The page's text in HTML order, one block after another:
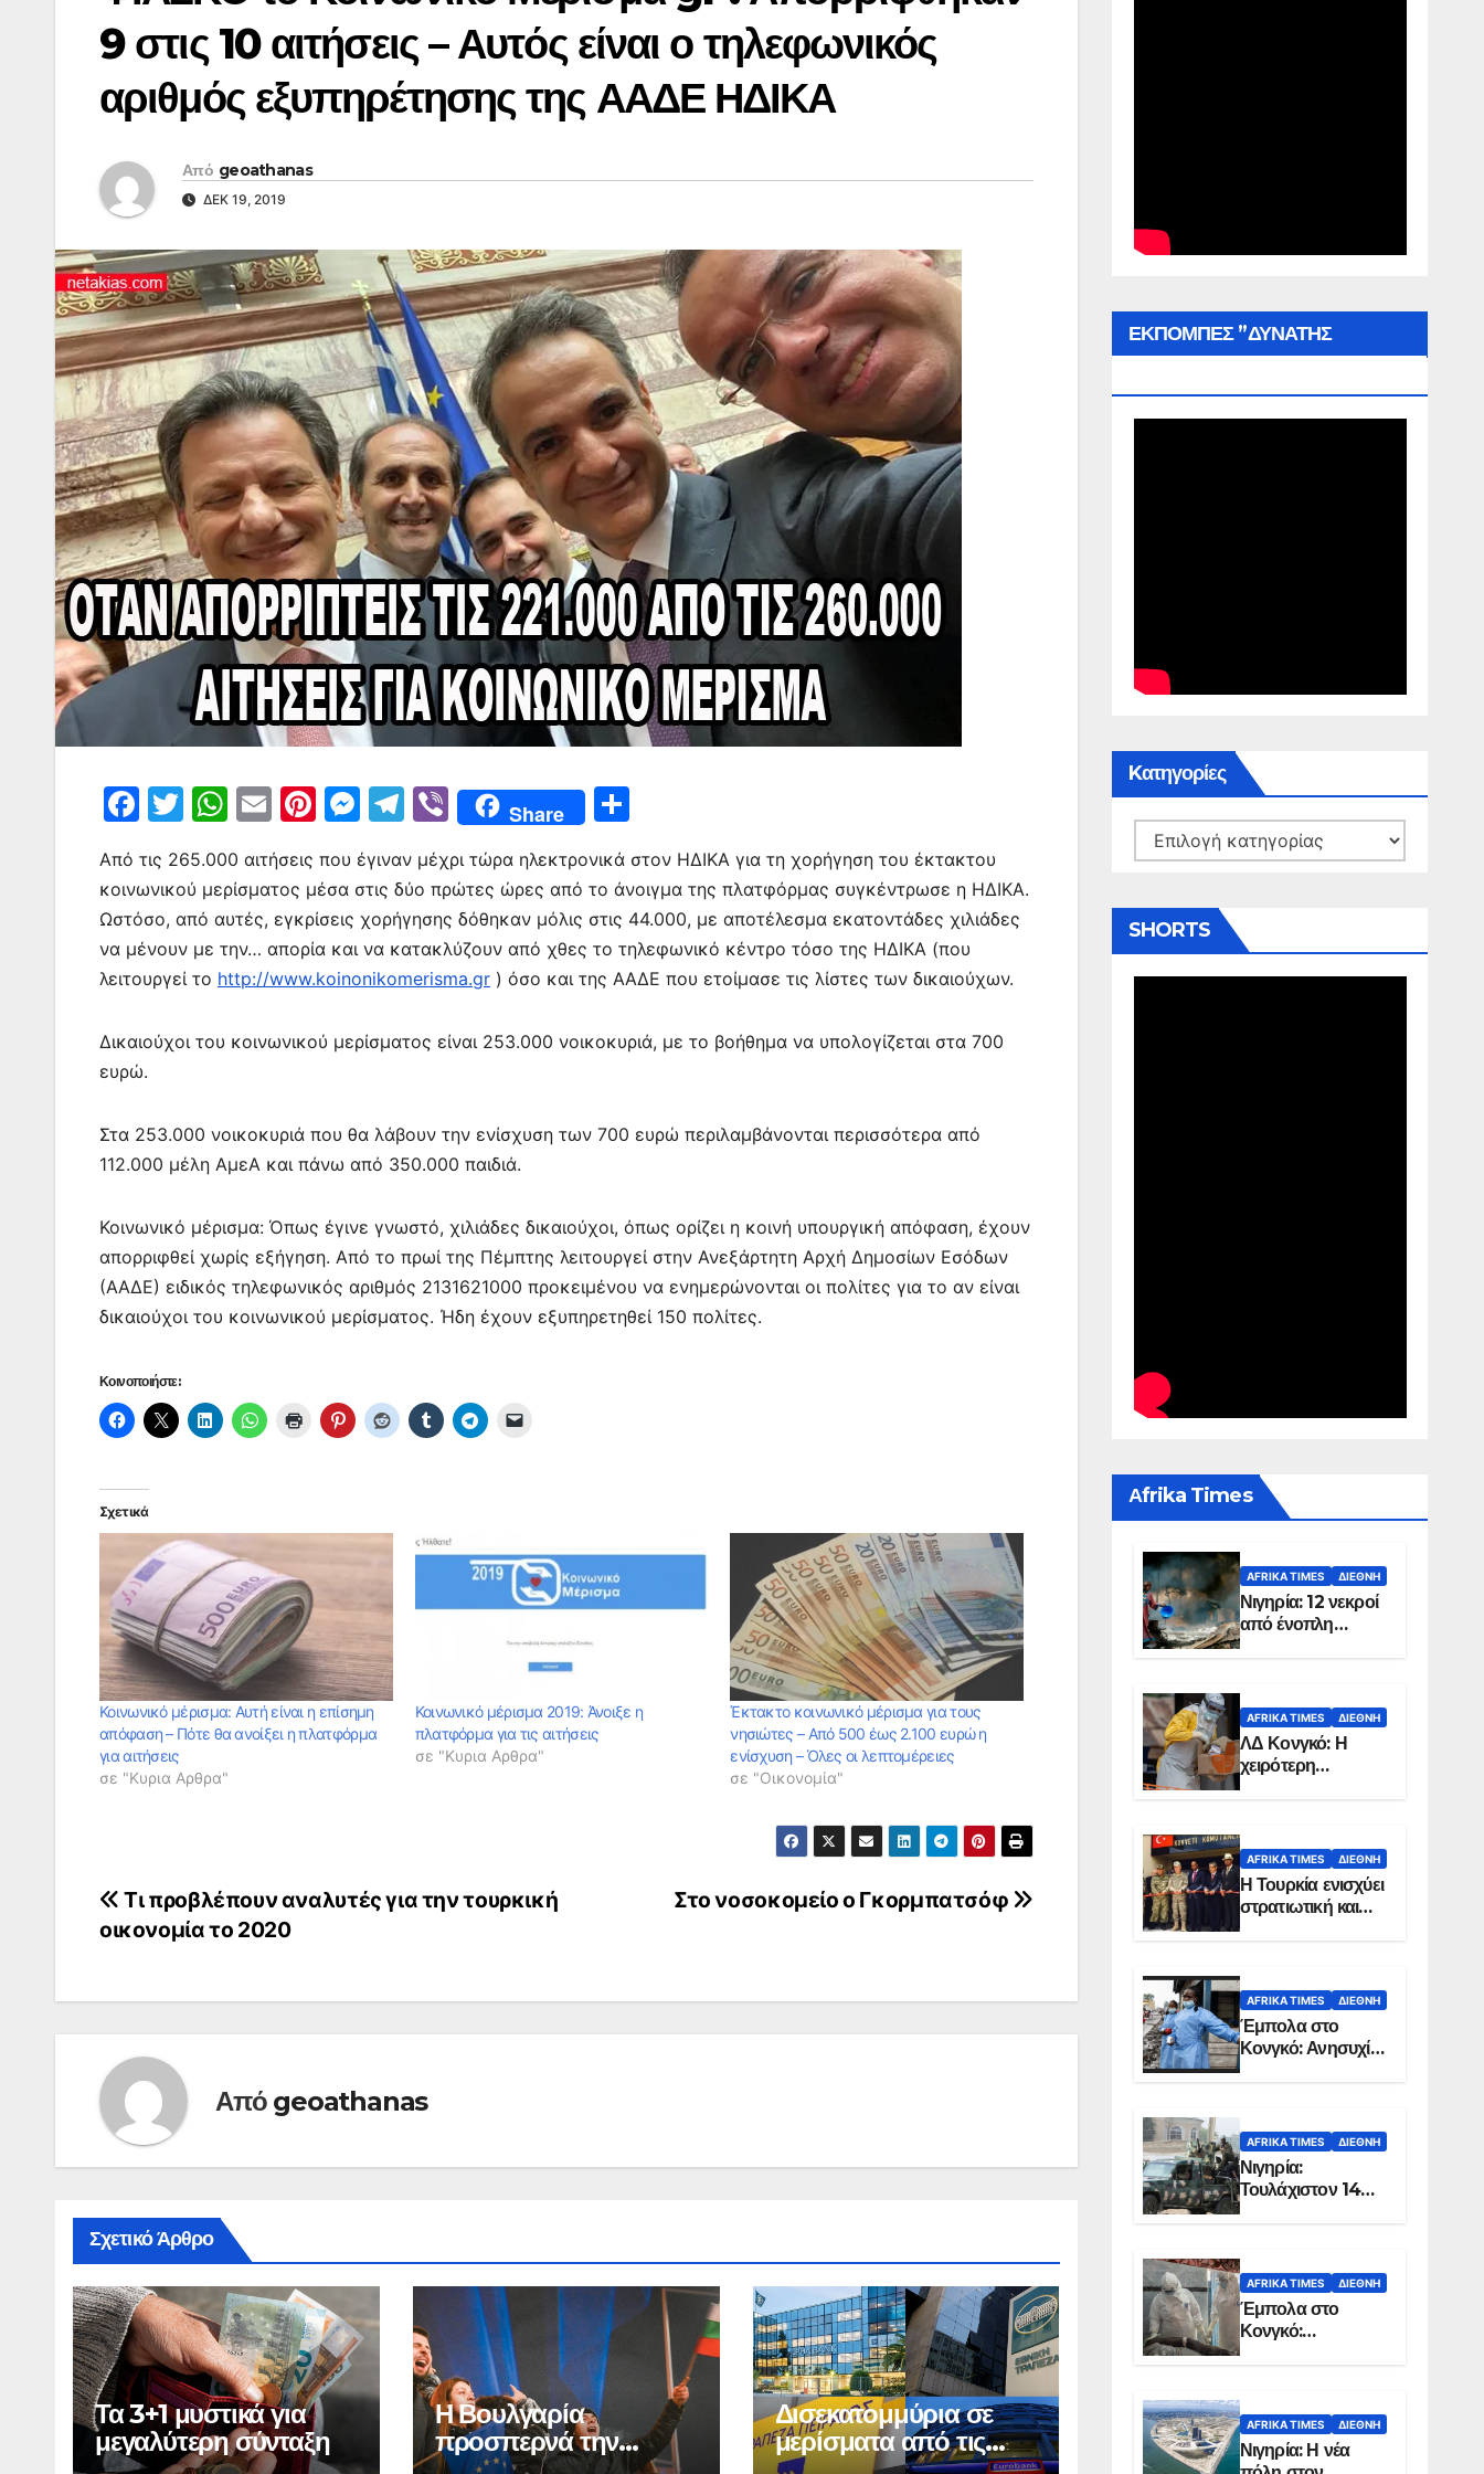
9 στις 10 αιτήσεις – Αυτός είναι ο τηλεφωνικός
αριθμός εξυπηρέτησης της ΑΑΔΕ ΗΔΙΚΑ
Από geoathanas
ΔΕΚ 19, 2019
F
c
e
b
o
k
T
itt
er
W
at
s
A
p
E
ai
l
Pi
er
e
st
M
s
s
e
n
er
T
e
gr
a
m
Vi
b
er
Share
ρ
α
σ
τε
ε
Από τις 265.000 αιτήσεις που έγιναν μέχρι τώρα ηλεκτρονικά στον ΗΔΙΚΑ για τη χορήγηση του έκτακτου
κοινωνικού μερίσματος μέσα στις δύο πρώτες ώρες από το άνοιγμα της πλατφόρμας συγκέντρωσε η ΗΔΙΚΑ.
Ωστόσο, από αυτές, εγκρίσεις χορήγησης δόθηκαν μόλις στις 44.000, με αποτέλεσμα εκατοντάδες χιλιάδες
να μένουν με την… απορία και να κατακλύζουν από χθες το τηλεφωνικό κέντρο τόσο της ΗΔΙΚΑ (που
λειτουργεί το http://www.koinonikomerisma.gr ) όσο και της ΑΑΔΕ που ετοίμασε τις λίστες των δικαιούχων.
Δικαιούχοι του κοινωνικού μερίσματος είναι 253.000 νοικοκυριά, με το βοήθημα να υπολογίζεται στα 700
ευρώ.
Στα 253.000 νοικοκυριά που θα λάβουν την ενίσχυση των 700 ευρώ περιλαμβάνονται περισσότερα από
112.000 μέλη ΑμεΑ και πάνω από 350.000 παιδιά.
Κοινωνικό μέρισμα: Όπως έγινε γνωστό, χιλιάδες δικαιούχοι, όπως ορίζει η κοινή υπουργική απόφαση, έχουν
απορριφθεί χωρίς εξήγηση. Από το πρωί της Πέμπτης λειτουργεί στην Ανεξάρτητη Αρχή Δημοσίων Εσόδων
(ΑΑΔΕ) ειδικός τηλεφωνικός αριθμός 2131621000 προκειμένου να ενημερώνονται οι πολίτες για το αν είναι
δικαιούχοι του κοινωνικού μερίσματος. Ήδη έχουν εξυπηρετηθεί 150 πολίτες.
Κοινοποιήστε:
Σχετικά
Κοινωνικό μέρισμα: Αυτή είναι η επίσημη
απόφαση – Πότε θα ανοίξει η πλατφόρμα
για αιτήσεις
σε "Κυρια Αρθρα"
Κοινωνικό μέρισμα 2019: Άνοιξε η
πλατφόρμα για τις αιτήσεις
σε "Κυρια Αρθρα"
Έκτακτο κοινωνικό μέρισμα για τους
νησιώτες – Από 500 έως 2.100 ευρώ η
ενίσχυση – Όλες οι λεπτομέρειες
σε "Οικονομία"
Πλοήγηση
άρθρων
Στο νοσοκομείο ο Γκορμπατσόφ
Tι προβλέπουν αναλυτές για την τουρκική
οικονομία το 2020
Από geoathanas
Σχετικό Άρθρο
Τα 3+1 μυστικά για
μεγαλύτερη σύνταξη
Η Βουλγαρία
προσπερνά την
Δισεκατομμύρια σε
μερίσματα από τις
ΕΚΠΟΜΠΕΣ ”ΔΥΝΑΤΗΣ
Kατηγορίες
Kατηγορίες
SHORTS
Αfrika Times
AFRIKA TIMES ΔΙΕΘΝΉ
Νιγηρία: 12 νεκροί
από ένοπλη
επίθεση σε χωριό
AFRIKA TIMES ΔΙΕΘΝΉ
ΛΔ Κονγκό: Η
χειρότερη
επιδημία Έμπολα
χώρας
AFRIKA TIMES ΔΙΕΘΝΉ
Η Τουρκία ενισχύει
στρατιωτική και
ενεργειακή
Σομαλία
AFRIKA TIMES ΔΙΕΘΝΉ
Έμπολα στο
Κονγκό: Ανησυχία
για τη μεγάλη
AFRIKA TIMES ΔΙΕΘΝΉ
Νιγηρία:
Τουλάχιστον 14
νεκροί από
στην Οτούκπο
AFRIKA TIMES ΔΙΕΘΝΉ
Έμπολα στο
Κονγκό:
Ξεπέρασαν τους
AFRIKA TIMES ΔΙΕΘΝΉ
Νιγηρία: Η νέα